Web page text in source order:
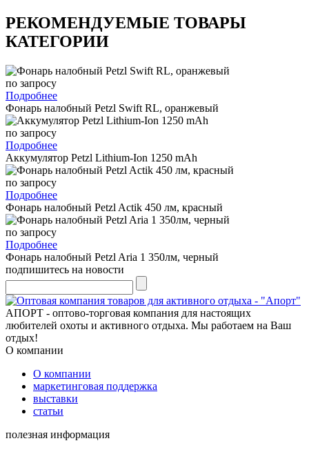
РЕКОМЕНДУЕМЫЕ ТОВАРЫ
КАТЕГОРИИ
по запросу
Подробнее
Фонарь налобный Petzl Swift RL, оранжевый
по запросу
Подробнее
Аккумулятор Petzl Lithium-Ion 1250 mAh
по запросу
Подробнее
Фонарь налобный Petzl Actik 450 лм, красный
по запросу
Подробнее
Фонарь налобный Petzl Aria 1 350лм, черный
подпишитесь на новости
АПОРТ - оптово-торговая компания для настоящих
любителей охоты и активного отдыха. Мы работаем на Ваш
отдых!
О компании
О компании
маркетинговая поддержка
выставки
статьи
полезная информация